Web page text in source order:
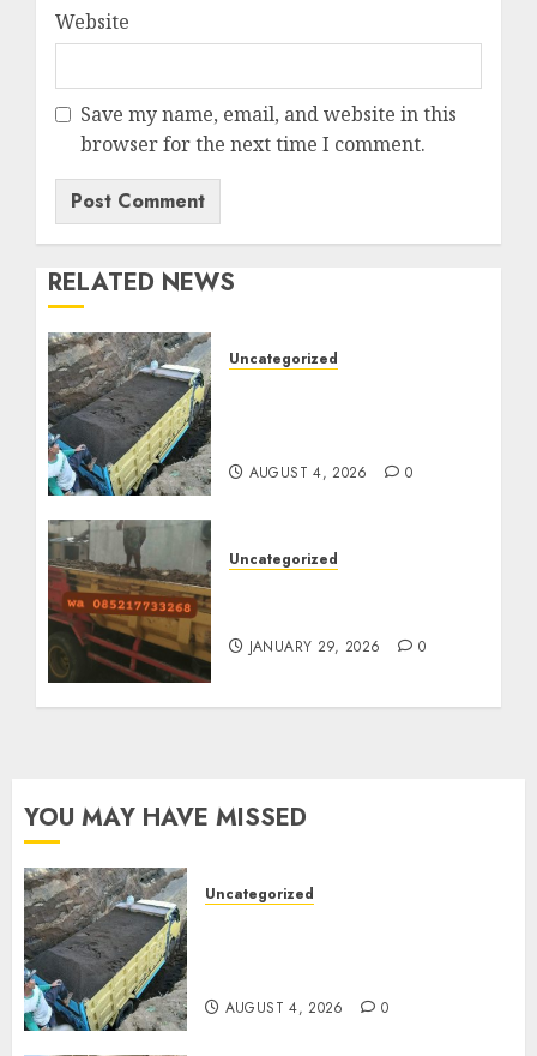
Website
Save my name, email, and website in this
browser for the next time I comment.
RELATED NEWS
Uncategorized
AUGUST 4, 2026 0
Uncategorized
JANUARY 29, 2026 0
YOU MAY HAVE MISSED
Uncategorized
AUGUST 4, 2026 0